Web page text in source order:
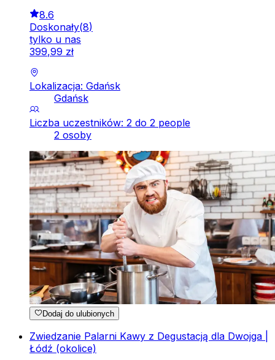
8.6
Doskonały(8)
tylko u nas
399,99 zł
Lokalizacja: Gdańsk
Gdańsk
Liczba uczestników: 2 do 2 people
2 osoby
Dodaj do ulubionych
Zwiedzanie Palarni Kawy z Degustacją dla Dwojga |
Łódź (okolice)